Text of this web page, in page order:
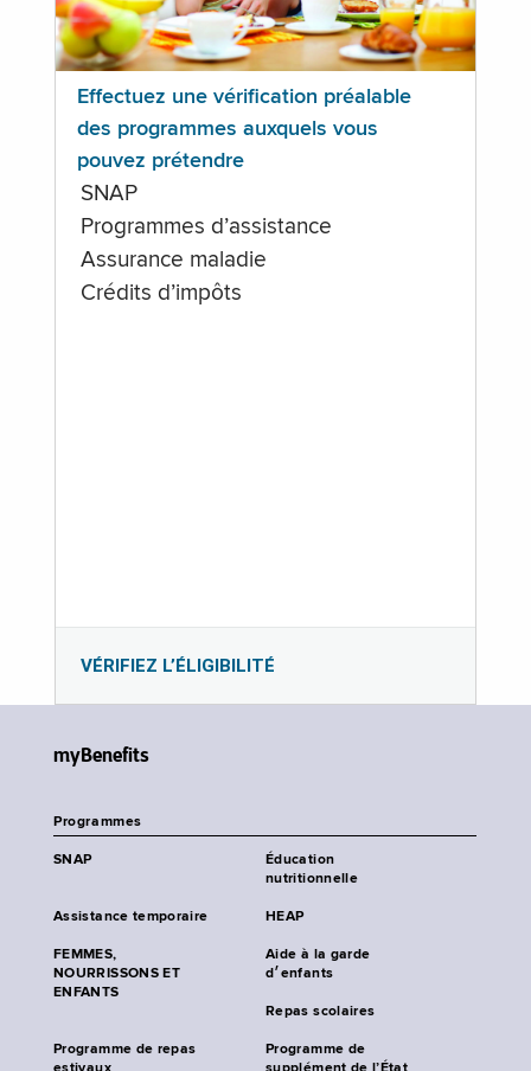
Effectuez une vérification préalable
des programmes auxquels vous
pouvez prétendre
SNAP
Programmes d’assistance
Assurance maladie
Crédits d’impôts
VÉRIFIEZ L’ÉLIGIBILITÉ
myBenefits
Programmes
SNAP
Éducation
nutritionnelle
Assistance temporaire HEAP
FEMMES,
NOURRISSONS ET
ENFANTS
Aide à la garde
d׳enfants
Repas scolaires
Programme de repas
Programme de